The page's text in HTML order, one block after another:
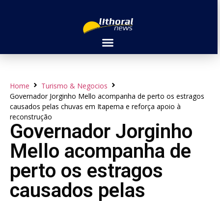
Home
Turismo & Negocios
Governador Jorginho Mello acompanha de perto os estragos
causados pelas chuvas em Itapema e reforça apoio à
reconstrução
Governador Jorginho
Mello acompanha de
perto os estragos
causados pelas